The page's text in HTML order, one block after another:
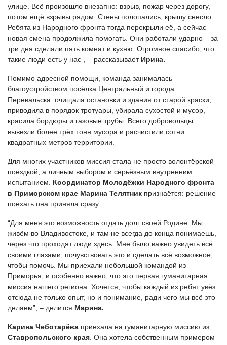
улице. Всё произошло внезапно: взрыв, пожар через дорогу,
потом ещё взрывы рядом. Стены полопались, крышу снесло.
Ребята из Народного фронта тогда перекрыли её, а сейчас
новая смена продолжила помогать. Они работали ударно – за
три дня сделали пять комнат и кухню. Огромное спасибо, что
такие люди есть у нас”, – рассказывает Ирина.
Помимо адресной помощи, команда занималась
благоустройством посёлка Центральный и города
Перевальска: очищала остановки и здания от старой краски,
приводила в порядок тротуары, убирала сухостой и мусор,
красила бордюры и газовые трубы. Всего добровольцы
вывезли более трёх тонн мусора и расчистили сотни
квадратных метров территории.
Для многих участников миссия стала не просто волонтёрской
поездкой, а личным выбором и серьёзным внутренним
испытанием. Координатор Молодёжки Народного фронта
в Приморском крае Марина Телятник признаётся: решение
поехать она приняла сразу.
“Для меня это возможность отдать долг своей Родине. Мы
живём во Владивостоке, и там не всегда до конца понимаешь,
через что проходят люди здесь. Мне было важно увидеть всё
своими глазами, почувствовать это и сделать всё возможное,
чтобы помочь. Мы приехали небольшой командой из
Приморья, и особенно важно, что это первая гуманитарная
миссия нашего региона. Хочется, чтобы каждый из ребят увёз
отсюда не только опыт, но и понимание, ради чего мы всё это
делаем”, – делится Марина.
Карина Чеботарёва приехала на гуманитарную миссию из
Ставропольского края . Она хотела собственным примером